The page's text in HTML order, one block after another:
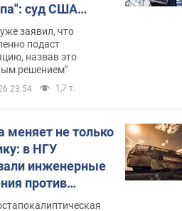
суд США
зала
400 млн
заявил, что
подаст
назвав это
решением"
23:54 1,7 т.
меняет не только
в НГУ
инженерные
против
FPV-